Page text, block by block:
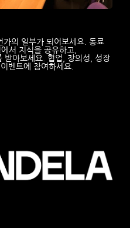
의 일부가 되어보세요. 동료
서 지식을 공유하고,
아보세요. 협업, 창의성, 성장
벤트에 참여하세요.